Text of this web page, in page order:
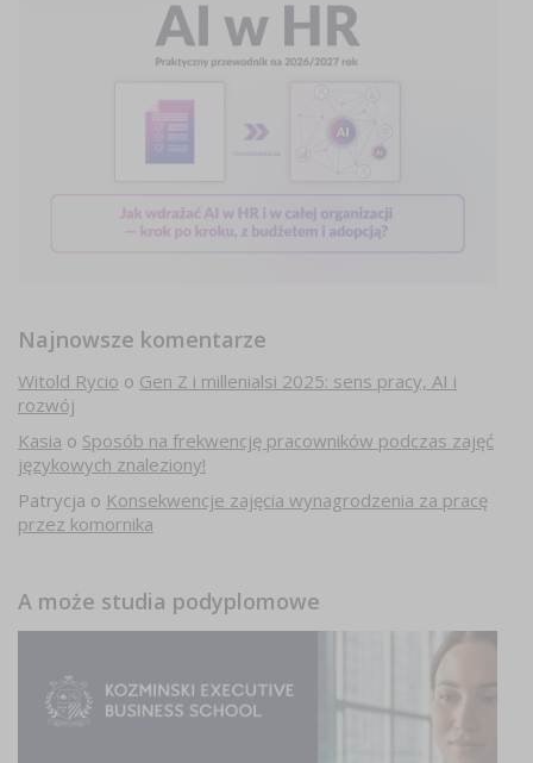
Najnowsze komentarze
Witold Rycio o Gen Z i millenialsi 2025: sens pracy, AI i
rozwój
Kasia o Sposób na frekwencję pracowników podczas zajęć
językowych znaleziony!
Patrycja o Konsekwencje zajęcia wynagrodzenia za pracę
przez komornika
A może studia podyplomowe